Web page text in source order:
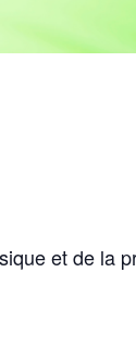
et de la